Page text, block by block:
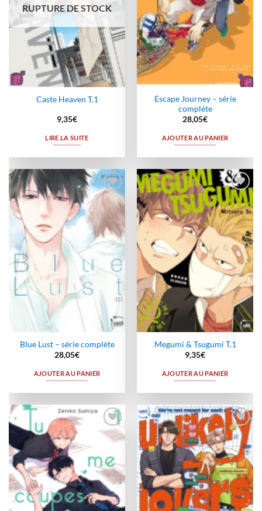
RUPTURE DE STOCK
Caste Heaven T.1
9,35€
LIRE LA SUITE
Escape Journey – série
complète
28,05€
AJOUTER AU PANIER
Ajouter
à la
wishlist
Blue Lust – série complète
28,05€
AJOUTER AU PANIER
Ajouter
à la
wishlist
Megumi & Tsugumi T.1
9,35€
AJOUTER AU PANIER
Ajouter
à la
Ajouter
à la
wishlist